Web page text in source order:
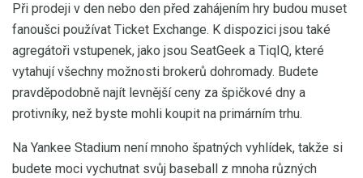
Při prodeji v den nebo den před zahájením hry budou muset
fanoušci používat Ticket Exchange. K dispozici jsou také
agregátoři vstupenek, jako jsou SeatGeek a TiqIQ, které
vytahují všechny možnosti brokerů dohromady. Budete
pravděpodobně najít levnější ceny za špičkové dny a
protivníky, než byste mohli koupit na primárním trhu.
Na Yankee Stadium není mnoho špatných vyhlídek, takže si
budete moci vychutnat svůj baseball z mnoha různých